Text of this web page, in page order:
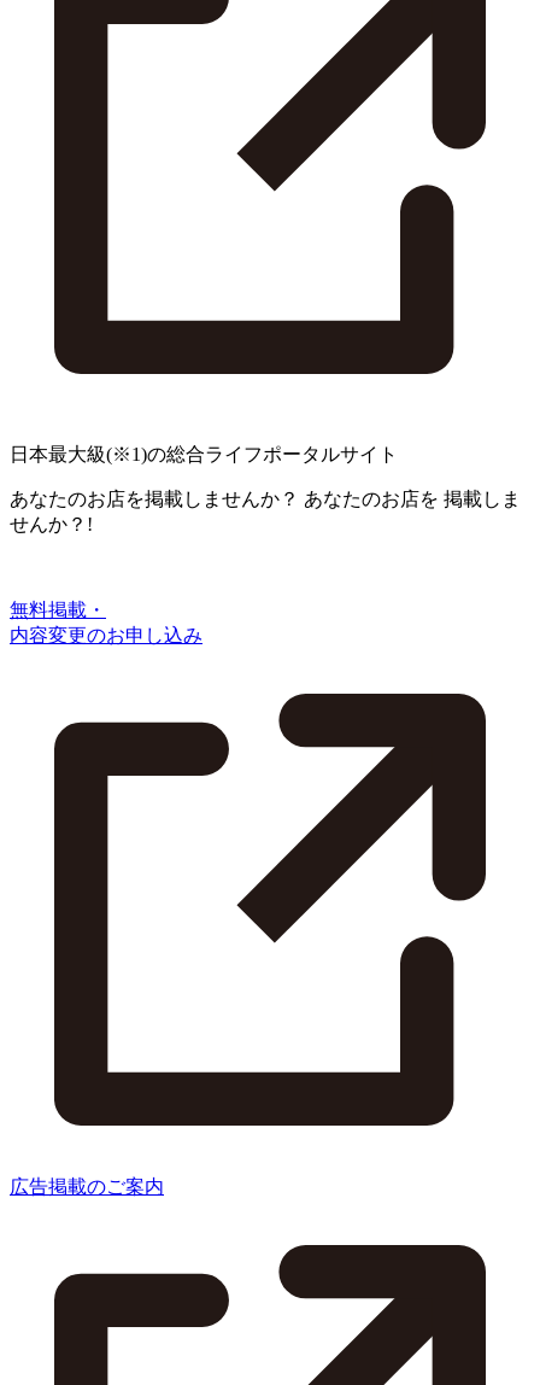
日本最大級(※1)の総合ライフポータルサイト
あなたのお店を掲載しませんか？ あなたのお店を 掲載しま
せんか？!
無料掲載・
内容変更のお申し込み
広告掲載のご案内